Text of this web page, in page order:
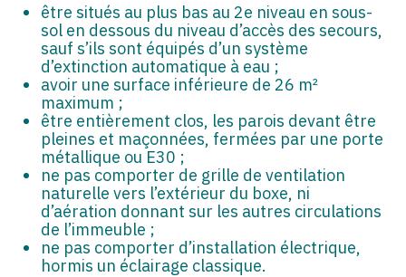
être situés au plus bas au 2e niveau en sous-
sol en dessous du niveau d’accès des secours,
sauf s’ils sont équipés d’un système
d’extinction automatique à eau ;
avoir une surface inférieure de 26 m²
maximum ;
être entièrement clos, les parois devant être
pleines et maçonnées, fermées par une porte
métallique ou E30 ;
ne pas comporter de grille de ventilation
naturelle vers l’extérieur du boxe, ni
d’aération donnant sur les autres circulations
de l’immeuble ;
ne pas comporter d’installation électrique,
hormis un éclairage classique.